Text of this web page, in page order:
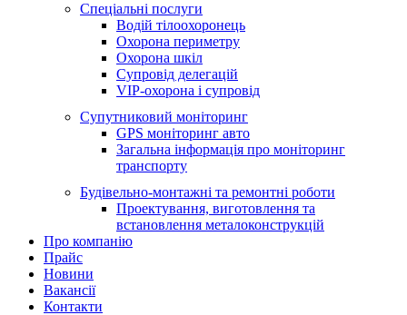
Спеціальні послуги
Водій тілоохоронець
Охорона периметру
Охорона шкіл
Супровід делегацій
VIP-охорона і супровід
Супутниковий моніторинг
GPS моніторинг авто
Загальна інформація про моніторинг
транспорту
Будівельно-монтажні та ремонтні роботи
Проектування, виготовлення та
встановлення металоконструкцій
Про компанію
Прайс
Новини
Вакансії
Контакти